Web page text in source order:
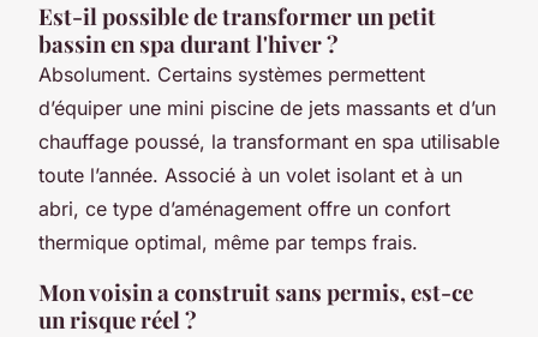
Est-il possible de transformer un petit
bassin en spa durant l'hiver ?
Absolument. Certains systèmes permettent
d’équiper une mini piscine de jets massants et d’un
chauffage poussé, la transformant en spa utilisable
toute l’année. Associé à un volet isolant et à un
abri, ce type d’aménagement offre un confort
thermique optimal, même par temps frais.
Mon voisin a construit sans permis, est-ce
un risque réel ?